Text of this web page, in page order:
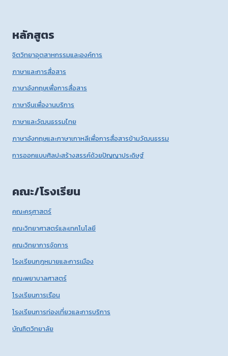
หลักสูตร
จิตวิทยาอุตสาหกรรมและองค์การ
ภาษาและการสื่อสาร
ภาษาอังกฤษเพื่อการสื่อสาร
ภาษาจีนเพื่องานบริการ
ภาษาและวัฒนธรรมไทย
ภาษาอังกฤษและภาษาเกาหลีเพื่อการสื่อสารข้ามวัฒนธรรม
การออกแบบศิลปะสร้างสรรค์ด้วยปัญญาประดิษฐ์
คณะ/โรงเรียน
คณะครุศาสตร์
คณะวิทยาศาสตร์และเทคโนโลยี
คณะวิทยาการจัดการ
โรงเรียนกฎหมายและการเมือง
คณะพยาบาลศาสตร์
โรงเรียนการเรือน
โรงเรียนการท่องเที่ยวและการบริการ
บัณฑิตวิทยาลัย